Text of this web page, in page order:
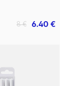
6.40 €
8 €